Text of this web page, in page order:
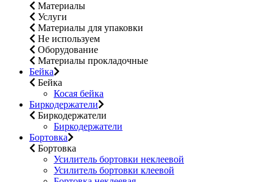
Материалы
Услуги
Материалы для упаковки
Не используем
Оборудование
Материалы прокладочные
Бейка
Бейка
Косая бейка
Биркодержатели
Биркодержатели
Биркодержатели
Бортовка
Бортовка
Усилитель бортовки неклеевой
Усилитель бортовки клеевой